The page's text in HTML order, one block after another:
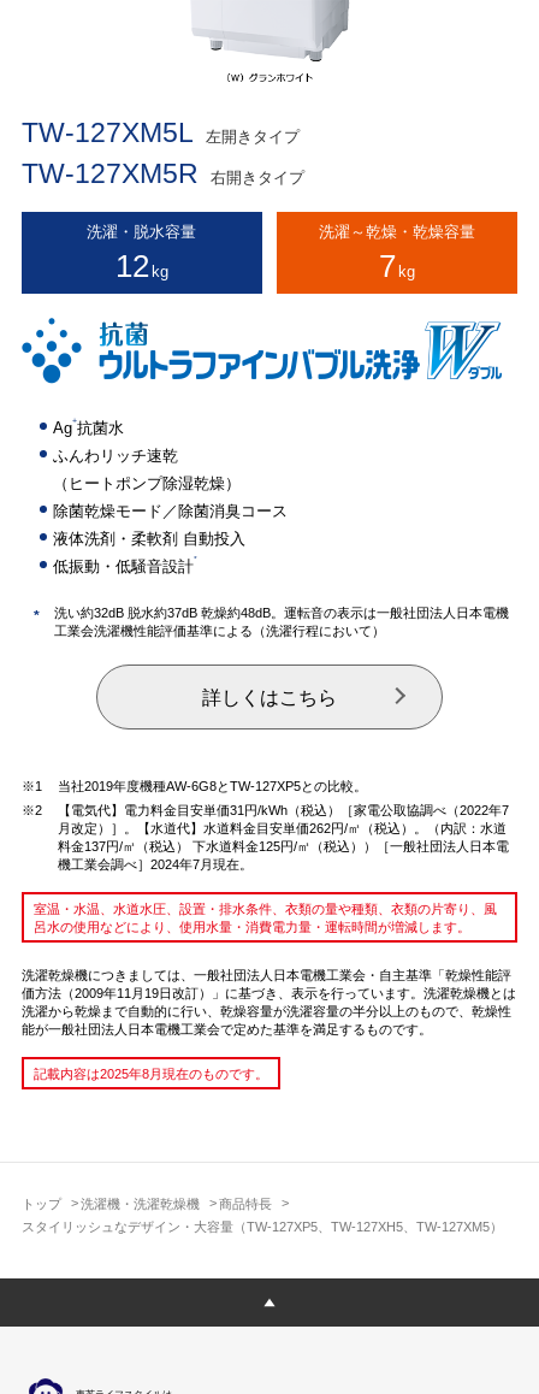
トップ 洗濯機・洗濯乾燥機
商品特長
スタイリッシュなデザイン・大容量（TW-127XP5、TW-127XH5、TW-127XM5）
TW-127XM5L 左開きタイプ
TW-127XM5R 右開きタイプ
洗濯・脱水容量
12kg
洗濯～乾燥・乾燥容量
7kg
Ag+抗菌水
ふんわリッチ速乾
（ヒートポンプ除湿乾燥）
除菌乾燥モード／除菌消臭コース
液体洗剤・柔軟剤 自動投入
低振動・低騒音設計*
*
洗い約32dB 脱水約37dB 乾燥約48dB。運転音の表示は一般社団法人日本電機
工業会洗濯機性能評価基準による（洗濯行程において）
詳しくはこちら
※1
当社2019年度機種AW-6G8とTW-127XP5との比較。
※2
【電気代】電力料金目安単価31円/kWh（税込）［家電公取協調べ（2022年7
月改定）］。【水道代】水道料金目安単価262円/㎥（税込）。（内訳：水道
料金137円/㎥（税込） 下水道料金125円/㎥（税込））［一般社団法人日本電
機工業会調べ］2024年7月現在。
室温・水温、水道水圧、設置・排水条件、衣類の量や種類、衣類の片寄り、風
呂水の使用などにより、使用水量・消費電力量・運転時間が増減します。
洗濯乾燥機につきましては、一般社団法人日本電機工業会・自主基準「乾燥性能評
価方法（2009年11月19日改訂）」に基づき、表示を行っています。洗濯乾燥機とは
洗濯から乾燥まで自動的に行い、乾燥容量が洗濯容量の半分以上のもので、乾燥性
能が一般社団法人日本電機工業会で定めた基準を満足するものです。
記載内容は2025年8月現在のものです。